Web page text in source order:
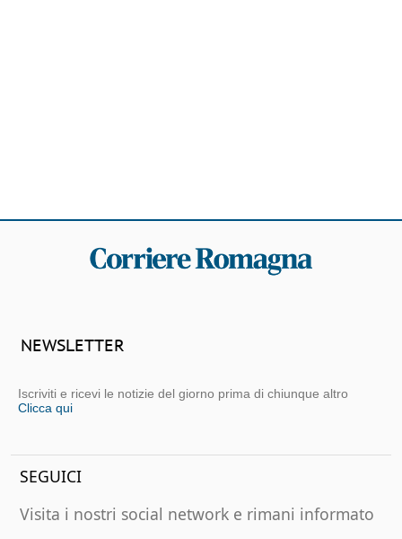
NEWSLETTER
Iscriviti e ricevi le notizie del giorno prima di chiunque altro
Clicca qui
SEGUICI
Visita i nostri social network e rimani informato